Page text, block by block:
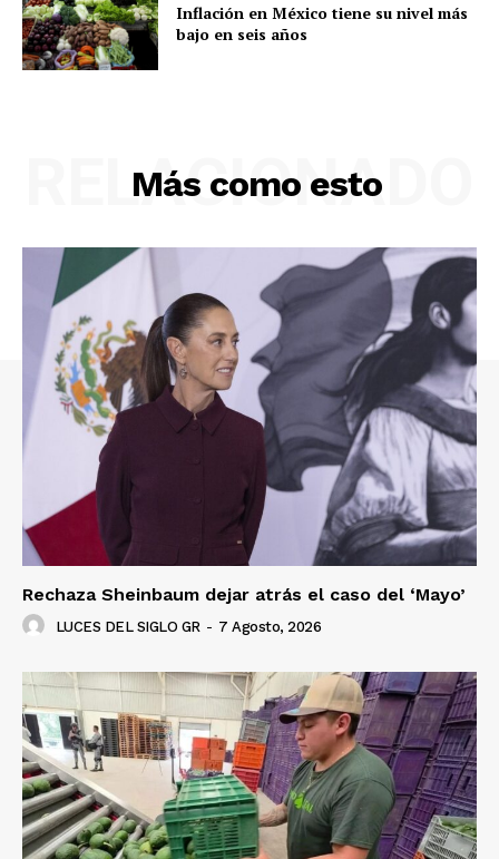
Inflación en México tiene su nivel más
bajo en seis años
Más como esto
RELACIONADO
Rechaza Sheinbaum dejar atrás el caso del ‘Mayo’
LUCES DEL SIGLO GR - 7 Agosto, 2026